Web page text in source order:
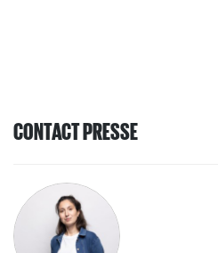
CONTACT PRESSE